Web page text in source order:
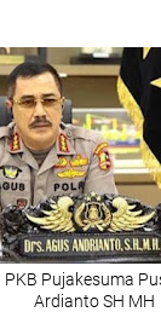
PKB Pujakesuma
Ardianto SH MH